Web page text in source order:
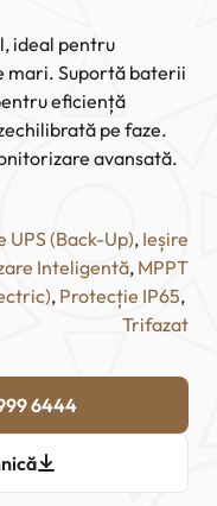
ideal pentru
mari. Suportă baterii
eficiență
pe faze.
avansată.
UPS (Back-Up), Ieșire
Inteligentă, MPPT
, Protecție IP65
Trifazat
6444